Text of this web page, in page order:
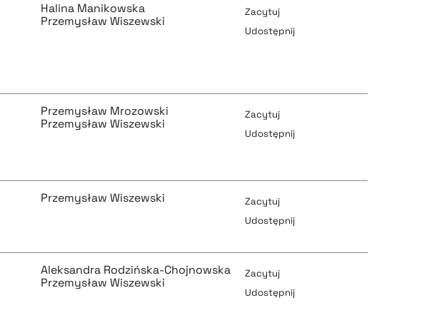
Halina Manikowska
Przemysław Wiszewski
Zacytuj
Udostępnij
pobierz cytat
pobierz cytat
Przemysław Mrozowski
Przemysław Wiszewski
Zacytuj
Udostępnij
Przemysław Wiszewski
Zacytuj
Udostępnij
Aleksandra Rodzińska-Chojnowska
Przemysław Wiszewski
Zacytuj
Udostępnij